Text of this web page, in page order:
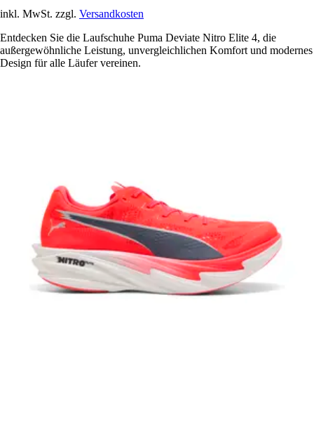
inkl. MwSt. zzgl. Versandkosten
Entdecken Sie die Laufschuhe Puma Deviate Nitro Elite 4, die
außergewöhnliche Leistung, unvergleichlichen Komfort und modernes
Design für alle Läufer vereinen.